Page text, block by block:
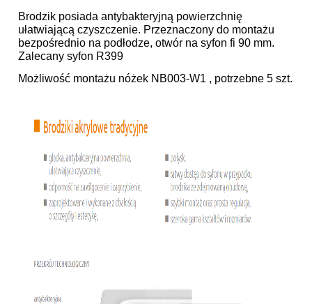
Brodzik posiada antybakteryjną powierzchnię
ułatwiającą czyszczenie. Przeznaczony do montażu
bezpośrednio na podłodze, otwór na syfon fi 90 mm.
Zalecany syfon R399
Możliwość montażu nóżek NB003-W1 , potrzebne 5 szt.